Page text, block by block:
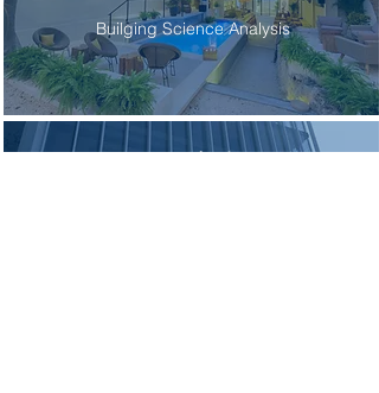
Builging Science Analysis
Mar Báltico